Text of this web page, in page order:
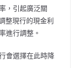
，引起廣泛關
整現行的現金利
進行調整。
會選擇在此時降